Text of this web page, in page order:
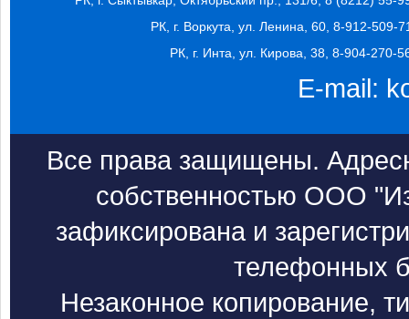
РК, г. Воркута, ул. Ленина, 60, 8-912-509-
РК, г. Инта, ул. Кирова, 38, 8-904-270-
E-mail:
Все права защищены.
собственностью ООО
зафиксирована и
телефонных
Незаконное копирование,